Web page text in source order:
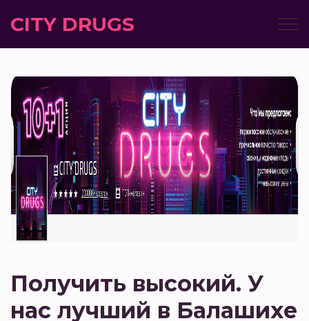
CITY DRUGS
Получить высокий. У
нас лучший в Балашихе